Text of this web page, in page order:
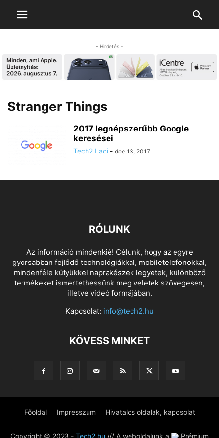
- Hirdetés -
Stranger Things
2017 legnépszerűbb Google
keresései
Tech2 Laci - dec 13, 2017
RÓLUNK
Az információ mindenkié! Célunk, hogy az egyre
gyorsabban fejlődő technológiákkal, mobiletelefonokkal,
mindenféle kütyükkel naprakészek legyetek, különböző
termékeket ismertethessünk meg veletek szövegesen,
illetve videó formájában.
Kapcsolat: info@tech2.hu
KÖVESS MINKET
Főoldal Impresszum Hivatalos oldalak, kapcsolat
Copyright © 2023 - Tech2.hu /// A weboldalunk a Prémium